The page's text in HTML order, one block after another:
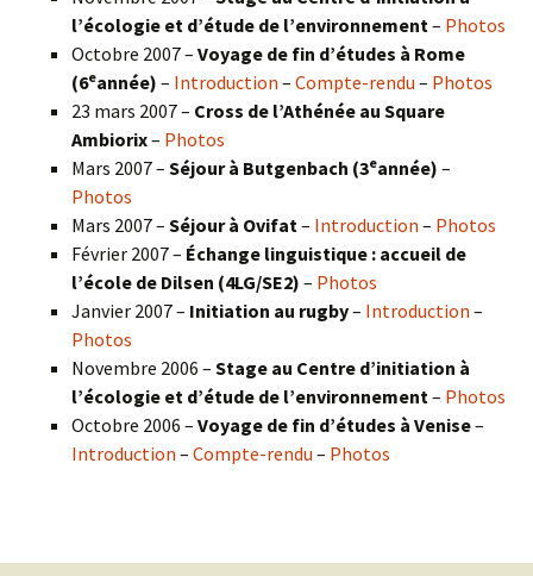
l’écologie et d’étude de l’environnement – Photos
Octobre 2007 – Voyage de fin d’études à Rome
(6eannée) – Introduction – Compte-rendu – Photos
23 mars 2007 – Cross de l’Athénée au Square
Ambiorix– Photos
Mars 2007 – Séjour à Butgenbach (3eannée) –
Photos
Mars 2007 – Séjour à Ovifat – Introduction – Photos
Février 2007 – Échange linguistique : accueil de
l’école de Dilsen (4LG/SE2) – Photos
Janvier 2007 – Initiation au rugby– Introduction –
Photos
Novembre 2006 – Stage au Centre d’initiation à
l’écologie et d’étude de l’environnement – Photos
Octobre 2006 – Voyage de fin d’études à Venise–
Introduction – Compte-rendu – Photos